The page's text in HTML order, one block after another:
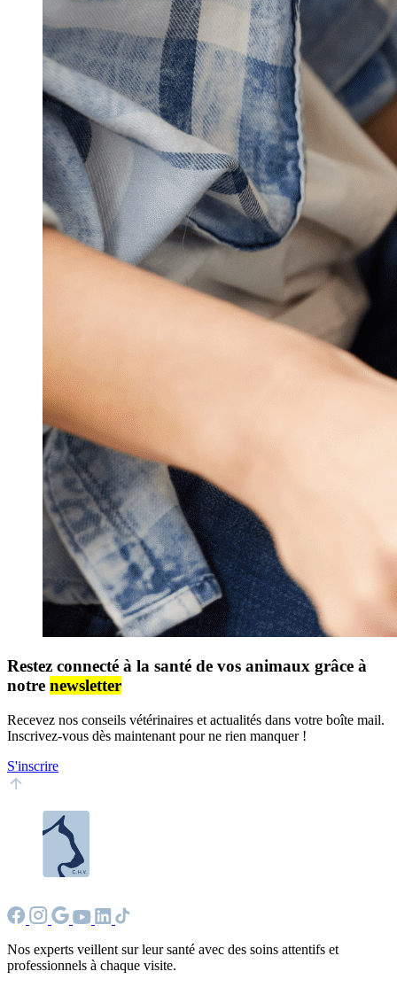
Restez connecté à la santé de vos animaux grâce à
notre newsletter
Recevez nos conseils vétérinaires et actualités dans votre boîte mail.
Inscrivez-vous dès maintenant pour ne rien manquer !
S'inscrire
Nos experts veillent sur leur santé avec des soins attentifs et
professionnels à chaque visite.